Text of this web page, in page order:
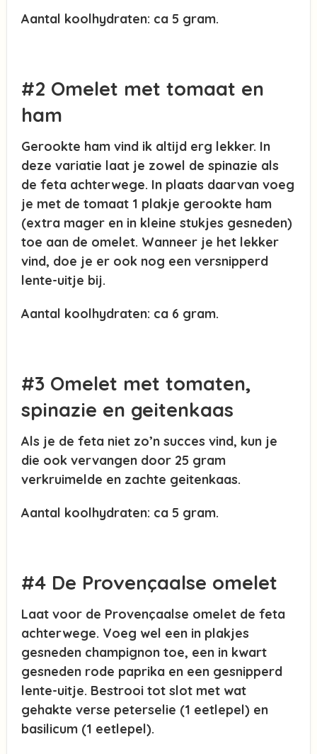
Aantal koolhydraten: ca 5 gram.
#2 Omelet met tomaat en
ham
Gerookte ham vind ik altijd erg lekker. In
deze variatie laat je zowel de spinazie als
de feta achterwege. In plaats daarvan voeg
je met de tomaat 1 plakje gerookte ham
(extra mager en in kleine stukjes gesneden)
toe aan de omelet. Wanneer je het lekker
vind, doe je er ook nog een versnipperd
lente-uitje bij.
Aantal koolhydraten: ca 6 gram.
#3 Omelet met tomaten,
spinazie en geitenkaas
Als je de feta niet zo’n succes vind, kun je
die ook vervangen door 25 gram
verkruimelde en zachte geitenkaas.
Aantal koolhydraten: ca 5 gram.
#4 De Provençaalse omelet
Laat voor de Provençaalse omelet de feta
achterwege. Voeg wel een in plakjes
gesneden champignon toe, een in kwart
gesneden rode paprika en een gesnipperd
lente-uitje. Bestrooi tot slot met wat
gehakte verse peterselie (1 eetlepel) en
basilicum (1 eetlepel).